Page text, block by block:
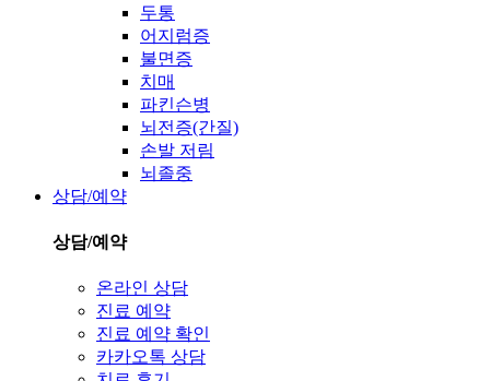
두통
어지럼증
불면증
치매
파킨슨병
뇌전증(간질)
손발 저림
뇌졸중
상담/예약
상담/예약
온라인 상담
진료 예약
진료 예약 확인
카카오톡 상담